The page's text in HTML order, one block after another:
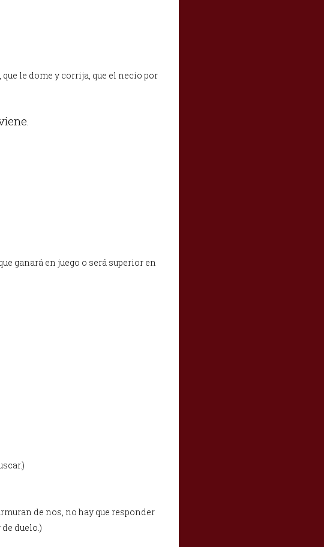
le dome y corrija, que el necio por
ganará en juego o será superior en
de nos, no hay que responder
duelo.)